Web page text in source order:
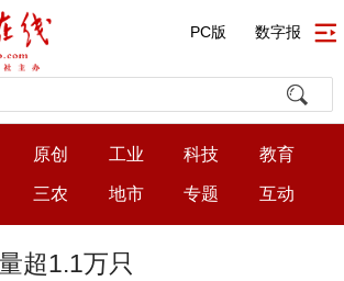
PC版 数字报
原创 工业 科技 教育
三农 地市 专题 互动
超1.1万只